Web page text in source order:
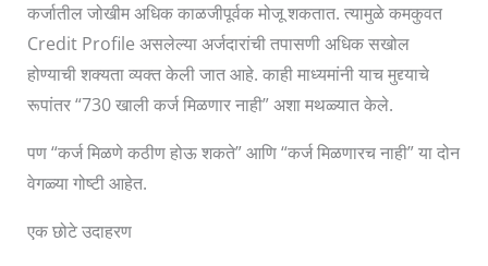
कर्जातील जोखीम अधिक काळजीपूर्वक मोजू शकतात. त्यामुळे कमकुवत
Credit Profile असलेल्या अर्जदारांची तपासणी अधिक सखोल
होण्याची शक्यता व्यक्त केली जात आहे. काही माध्यमांनी याच मुद्द्याचे
रूपांतर “730 खाली कर्ज मिळणार नाही” अशा मथळ्यात केले.
पण “कर्ज मिळणे कठीण होऊ शकते” आणि “कर्ज मिळणारच नाही” या दोन
वेगळ्या गोष्टी आहेत.
एक छोटे उदाहरण